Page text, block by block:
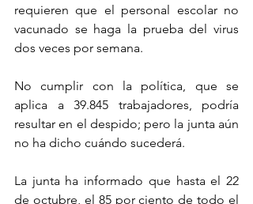
requieren que el personal escolar no
vacunado se haga la prueba del virus
dos veces por semana.
No cumplir con la política, que se
aplica a 39.845 trabajadores, podría
resultar en el despido; pero la junta aún
no ha dicho cuándo sucederá.
La junta ha informado que hasta el 22
de octubre, el 85 por ciento de todo el